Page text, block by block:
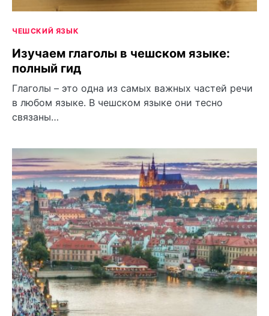
ЧЕШСКИЙ ЯЗЫК
Изучаем глаголы в чешском языке:
полный гид
Глаголы – это одна из самых важных частей речи
в любом языке. В чешском языке они тесно
связаны…